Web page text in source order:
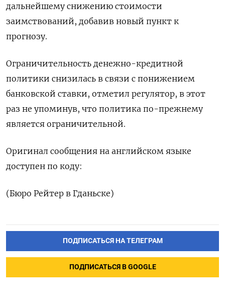
дальнейшему снижению стоимости
заимствований, добавив новый пункт к
прогнозу.
Ограничительность денежно-кредитной
политики снизилась в связи с понижением
банковской ставки, отметил регулятор, в этот
раз не упоминув, что политика по-прежнему
является ограничительной.
Оригинал сообщения на английском языке
доступен по коду:
(Бюро Рейтер в Гданьске)
ПОДПИСАТЬСЯ НА ТЕЛЕГРАМ
ПОДПИСАТЬСЯ В GOOGLE